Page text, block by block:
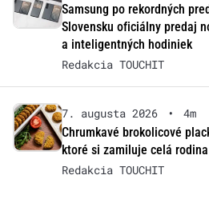
Samsung po rekordných
Slovensku oficiálny predaj
a inteligentných hodiniek
Redakcia TOUCHIT
7. augusta 2026 •
4m
Chrumkavé brokolicové
ktoré si zamiluje celá rodina
Redakcia TOUCHIT